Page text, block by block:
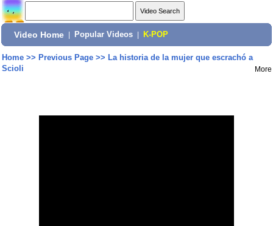
Video Home Popular Videos K-POP
Home>> Previous Page>> La historia de la mujer que escrachó a
Scioli
More